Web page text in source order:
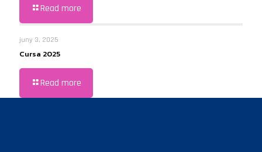
Read more
juny 3, 2025
Cursa 2025
Read more